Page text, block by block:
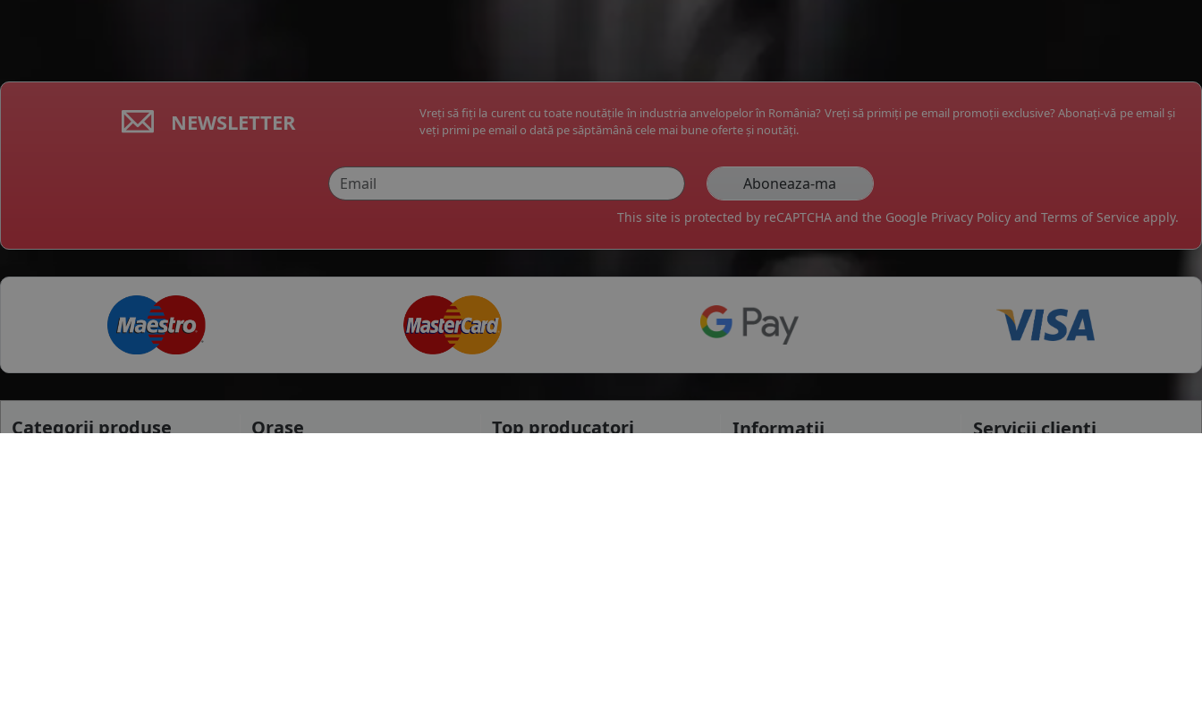
NEWSLETTER
Vreți să fiți la curent cu toate noutățile în industria anvelopelor în România? Vreți să primiți pe email promoții exclusive? Abonați-vă pe email și
veți primi pe email o dată pe săptămână cele mai bune oferte și noutăți.
This site is protected by reCAPTCHA and the Google Privacy Policy and Terms of Service apply.
Categorii produse Orase Top producatori Informatii Servicii clienti